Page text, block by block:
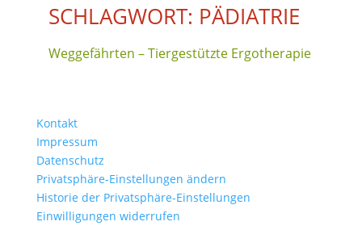
SCHLAGWORT: PÄDIATRIE
Weggefährten – Tiergestützte Ergotherapie
Kontakt
Impressum
Datenschutz
Privatsphäre-Einstellungen ändern
Historie der Privatsphäre-Einstellungen
Einwilligungen widerrufen